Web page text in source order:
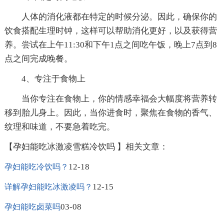
人体的消化液都在特定的时候分泌。因此，确保你的
饮食搭配生理时钟，这样可以帮助消化更好，以及获得营
养。尝试在上午11:30和下午1点之间吃午饭，晚上7点到8
点之间完成晚餐。
4、专注于食物上
当你专注在食物上，你的情感幸福会大幅度将营养转
移到胎儿身上。因此，当你进食时，聚焦在食物的香气、
纹理和味道，不要急着吃完。
【孕妇能吃冰激凌雪糕冷饮吗 】相关文章：
孕妇能吃冷饮吗？ 12-18
详解孕妇能吃冰激凌吗？ 12-15
孕妇能吃卤菜吗03-08